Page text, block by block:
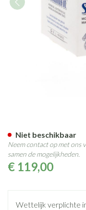
€ 119,00
Niet beschikbaar
Neem contact op met ons
samen de mogelijkheden.
Wettelijk verplichte